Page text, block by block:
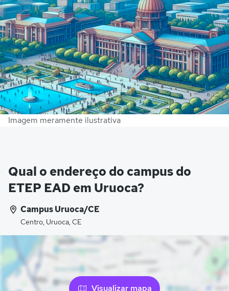
Imagem meramente ilustrativa
Qual o endereço do campus do
ETEP EAD em Uruoca?
Campus Uruoca/CE
Centro, Uruoca, CE
Visualizar mapa